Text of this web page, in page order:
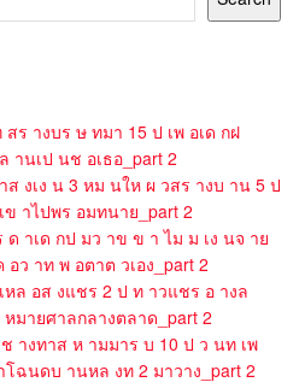
สร างบร ษ ทมา 15 ป เพ อเด กฝ
านเป นช อเธอ_part 2
ส งเง น 3 หม นให ผ วสร างบ าน 5 ป
ข าไปพร อมทนาย_part 2
าเด กป มว าข ข า ไม ม เง นจ าย
ว าท พ อตาต วเอง_part 2
หล อส งแชร 2 ป ท าวแชร อ างล
มายศาลกลางตลาด_part 2
างทาส ห ามมาร บ 10 ป ว นท เพ
ฉนดบ านหล งท 2 มาวาง_part 2